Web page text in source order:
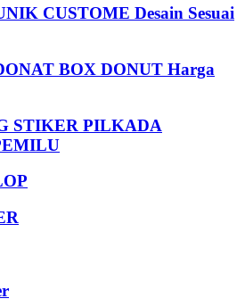
CUSTOME Desain Sesuai
BOX DONUT Harga
STIKER PILKADA